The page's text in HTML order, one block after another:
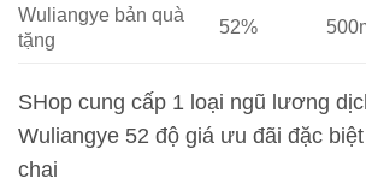
Wuliangye bản quà
tặng
52%
SHop cung cấp 1 loại ngũ lương
Wuliangye 52 độ giá ưu đãi đặc
chai